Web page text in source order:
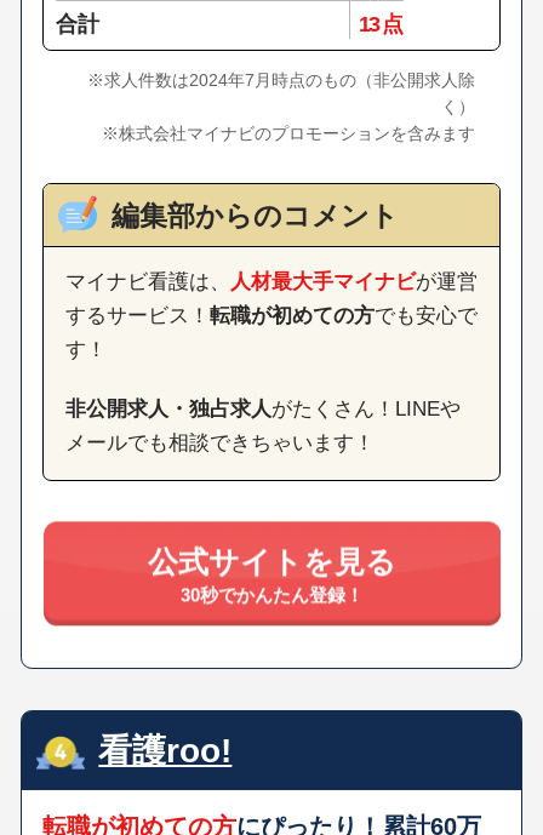
合計 13 点
※求人件数は2024年7月時点のもの（非公開求人除
く）
※株式会社マイナビのプロモーションを含みます
編集部からのコメント
マイナビ看護は、 人材最大手マイナビが運営
するサービス！ 転職が初めての方でも安心で
す！
非公開求人・独占求人がたくさん！LINEや
メールでも相談できちゃいます！
公式サイトを見る
30秒でかんたん登録！
看護roo!
転職が初めての方にぴったり！累計60万